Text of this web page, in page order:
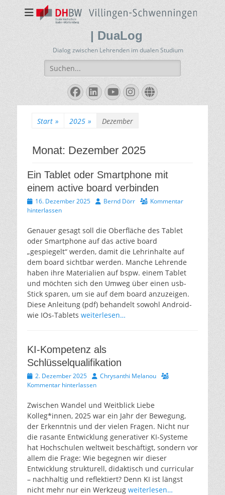
| DuaLog
Dialog zwischen Lehrenden im dualen Studium
Suchen
nach:
Facebook
LinkedIn
YouTube
Instagram
Website
Start » 2025 » Dezember
Monat: Dezember 2025
Ein Tablet oder Smartphone mit
einem active board verbinden
Veröffentlicht
am
16. Dezember 2025 AutorBernd Dörr
Kommentar
hinterlassen
Genauer gesagt soll die Oberfläche des Tablet
oder Smartphone auf das active board
„gespiegelt“ werden, damit die Lehrinhalte auf
dem board sichtbar werden. Manche Lehrende
haben ihre Materialien auf bspw. einem Tablet
und möchten sich den Umweg über einen usb-
Stick sparen, um sie auf dem board anzuzeigen.
Diese Anleitung (pdf) behandelt sowohl Android-
wie IOs-Tablets weiterlesen…
KI-Kompetenz als
Schlüsselqualifikation
Veröffentlicht
am
2. Dezember 2025 AutorChrysanthi Melanou
Kommentar hinterlassen
Zwischen Wandel und Weitblick Liebe
Kolleg*innen, 2025 war ein Jahr der Bewegung,
der Erkenntnis und der vielen Fragen. Nicht nur
die rasante Entwicklung generativer KI-Systeme
hat Hochschulen weltweit beschäftigt, sondern vor
allem die Frage: Wie begegnen wir dieser
Entwicklung strukturell, didaktisch und curricular
– nachhaltig und reflektiert? Denn KI ist längst
nicht mehr nur ein Werkzeug weiterlesen…